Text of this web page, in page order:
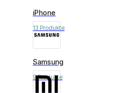
iPhone
13 Produkte
Samsung
9 Produkte